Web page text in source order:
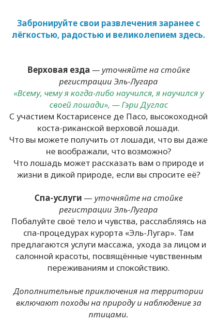
Забронируйте свои развлечения заранее с
лёгкостью, радостью и великолепием здесь.
Верховая езда — уточняйте на стойке
регистрации Эль-Лугара
«Всему, чему я когда-либо научился, я научился у
своей лошади», — Гэри Дуглас
С участием Костарисенсе де Пасо, высокоходной
коста-риканской верховой лошади.
Что вы можете получить от лошади, что вы даже
не воображали, что возможно?
Что лошадь может рассказать вам о природе и
жизни в дикой природе, если вы спросите её?
Спа-услуги — уточняйте на стойке
регистрации Эль-Лугара
Побалуйте своё тело и чувства, расслабляясь на
спа-процедурах курорта «Эль-Лугар». Там
предлагаются услуги массажа, ухода за лицом и
салонной красоты, посвящённые чувственным
переживаниям и спокойствию.
Дополнительные приключения на территории
включают походы на природу и наблюдение за
птицами.